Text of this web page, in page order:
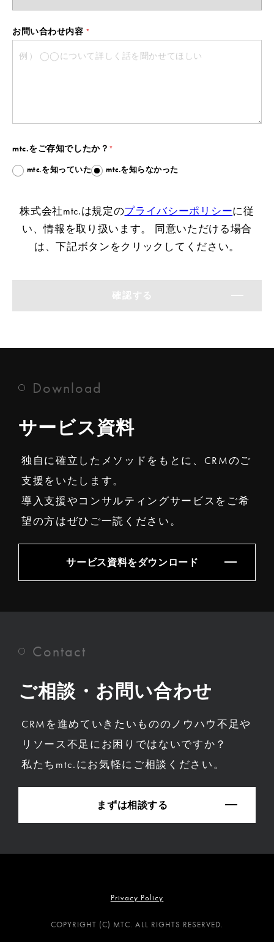
お問い合わせ内容 *
mtc.をご存知でしたか？ *
mtc.を知っていた mtc.を知らなかった
株式会社mtc.は規定のプライバシーポリシーに従
い、情報を取り扱います。 同意いただける場合
は、下記ボタンをクリックしてください。
Download
サービス資料
独自に確立したメソッドをもとに、CRMのご
支援をいたします。
導入支援やコンサルティングサービスをご希
望の方はぜひご一読ください。
サービス資料をダウンロード
Contact
ご相談・お問い合わせ
CRMを進めていきたいもののノウハウ不足や
リソース不足にお困りではないですか？
私たちmtc.にお気軽にご相談ください。
まずは相談する
Privacy Policy
COPYRIGHT (C) MTC. ALL RIGHTS RESERVED.